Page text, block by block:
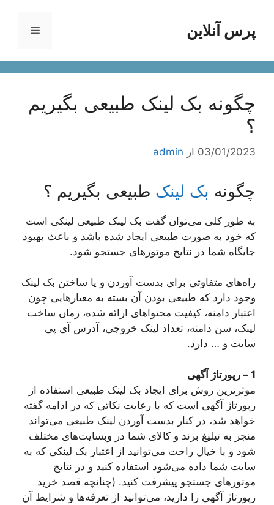
محتواپرس آنلاین فهرست
چگونه بک لینک طبیعی بگیریم
؟
03/01/2023 از admin
چگونه بک لینک طبیعی بگیریم ؟
به طور کلی می‌توان گفت بک لینک طبیعی لینکی است
که خود به صورت طبیعی ایجاد شده باشد و باعث بهبود
جایگاه شما در نتایج موتورهای جستجو شود.
راه‌های متفاوتی برای بدست آوردن و یا ساختن بک لینک
وجود دارد که طبیعی بودن آن بسته به معیارهایی چون
اعتبار دامنه، کیفیت محتواهای ارائه شده، زمان ساخت
لینک، سن دامنه، تعداد لینک خروجی، آدرس آی پی
سایت و … دارد.
1 – رپورتاژ آگهی
موثرترین روش برای ایجاد بک لینک طبیعی استفاده از
رپورتاژ آگهی است که با رعایت نکاتی که در ادامه گفته
خواهد شد، در کنار بدست آوردن لینک طبیعی می‌تواند
منجر به تبلیغ برند و کالای شما در وبسایت‌های مختلف
شود و با خیال راحت می‌توانید از اعتبار بک لینکی که به
سایت شما داده می‌شود استفاده کنید و در نتایج
موتورهای جستجو پیشرفت کنید. (چنانچه قصد خرید
رپورتاژ آگهی را دارید، می‌توانید از تعرفه‌ها و شرایط آن